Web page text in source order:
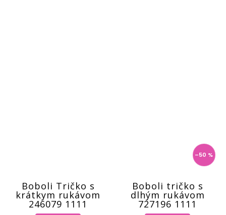
Boboli Tričko s
krátkym rukávom
246079 1111
–50 %
Boboli tričko s
dlhým rukávom
727196 1111